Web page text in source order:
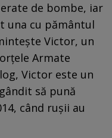
de bombe, iar
una cu pământul
Victor, un
Armate
Victor este un
să pună
când rușii au